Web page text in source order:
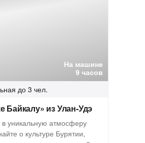
На машине
9 часов
до 3 чел.
Байкалу» из Улан-Удэ
в уникальную атмосферу
о культуре Бурятии,